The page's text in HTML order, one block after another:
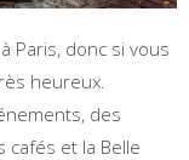
Paris, donc si vous
heureux.
des
et la Belle